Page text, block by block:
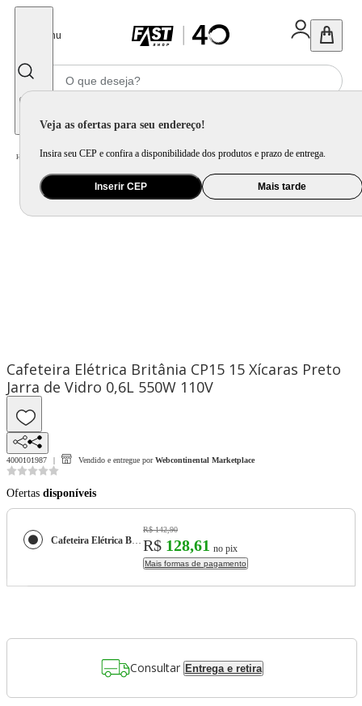
Menu
Veja as ofertas para seu endereço!
Insira seu CEP e confira a disponibilidade dos produtos e prazo de entrega.
Inserir CEP Mais tarde
Home Eletroportátil / Máquina de Café e Preparação de Bebida / Cafeteira Elétrica
Cafeteira Elétrica Britânia CP15 15 Xícaras Preto
Jarra de Vidro 0,6L 550W 110V
4000101987 Vendido e entregue por Webcontinental Marketplace
Ofertas disponíveis
Cafeteira Elétrica Britânia CP15 15 Xícaras Preto Jarra de Vidro 0,6L 550W 110V
R$ 142,90
R$ 128,61 no pix
Mais formas de pagamento
Consultar Entrega e retira